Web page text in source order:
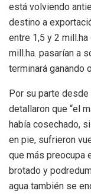
está volviendo
destino a
entre 1,5 y 2
mill.ha. pasarían a
terminará ganando
Por su parte
detallaron que “el
había cosechado,
en pie, sufrieron
que más preocupa
brotado y
agua también se